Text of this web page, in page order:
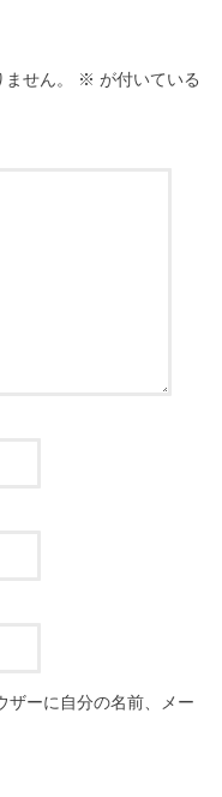
せん。 ※ が付いている
ザーに自分の名前、メー